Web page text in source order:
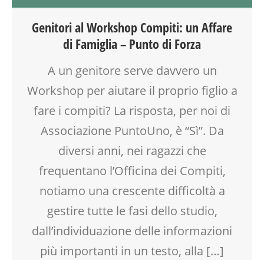
EDUCATORE
GENITORI
LABORATORIO
MAMME
OFFICINA
SCUOLA
TEMPO LIBERO
VIA FARUFFINI
Genitori al Workshop Compiti: un Affare
di Famiglia – Punto di Forza
A un genitore serve davvero un
Workshop per aiutare il proprio figlio a
fare i compiti? La risposta, per noi di
Associazione PuntoUno, è “Sì”. Da
diversi anni, nei ragazzi che
frequentano l’Officina dei Compiti,
notiamo una crescente difficoltà a
gestire tutte le fasi dello studio,
dall’individuazione delle informazioni
più importanti in un testo, alla […]